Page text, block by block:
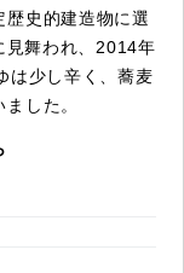
史的建造物に選
見舞われ、2014年
は少し辛く、蕎麦
した。